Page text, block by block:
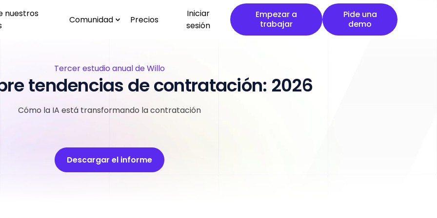
nuestros
Comunidad Precios
Iniciar
sesión
Empezar a
trabajar
Empezar a trabajar
Pide una
demo
Pide una demo
Tercer estudio anual de Willo
tendencias de contratación: 2026
Cómo la IA está transformando la contratación
Descargar el informe